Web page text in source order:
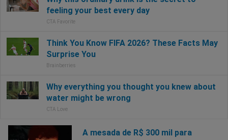
A mesada de R$ 300 mil para